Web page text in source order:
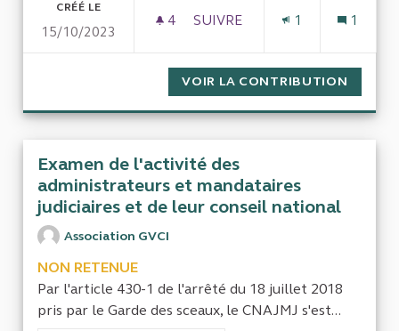
CRÉÉ LE
15/10/2023
4 4 ABONNÉS
SUIVRE
1 1
VOIR LA CONTRIBUTION
Examen de l'activité des
administrateurs et mandataires
judiciaires et de leur conseil national
Association GVCI
NON RETENUE
Par l'article 430-1 de l'arrêté du 18 juillet 2018
pris par le Garde des sceaux, le CNAJMJ s'est...